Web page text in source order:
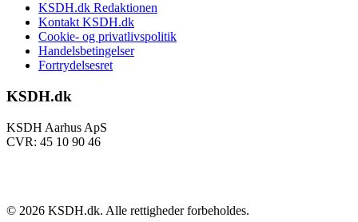
KSDH.dk Redaktionen
Kontakt KSDH.dk
Cookie- og privatlivspolitik
Handelsbetingelser
Fortrydelsesret
KSDH.dk
KSDH Aarhus ApS
CVR: 45 10 90 46
© 2026 KSDH.dk. Alle rettigheder forbeholdes.